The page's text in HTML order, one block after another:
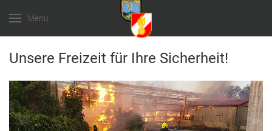
Menu
Unsere Freizeit für Ihre Sicherheit!